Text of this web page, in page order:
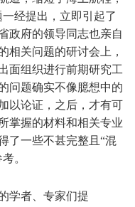
经提出，立即引起了
政府的领导同志也亲自
相关问题的研讨会上，
面组织进行前期研究工
问题确实不像臆想中的
以论证，之后，才有可
掌握的材料和相关专业
了一些不甚完整且“混
。
学者、专家们提